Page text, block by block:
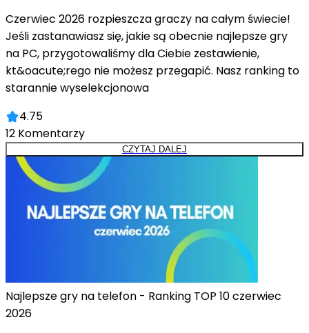
Czerwiec 2026 rozpieszcza graczy na całym świecie!
Jeśli zastanawiasz się, jakie są obecnie najlepsze gry
na PC, przygotowaliśmy dla Ciebie zestawienie,
kt&oacute;rego nie możesz przegapić. Nasz ranking to
starannie wyselekcjonowa
4.75
12 Komentarzy
CZYTAJ DALEJ
Najlepsze gry na telefon - Ranking TOP 10 czerwiec
2026